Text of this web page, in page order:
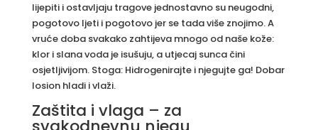
lijepiti i ostavljaju tragove jednostavno su neugodni,
pogotovo ljeti i pogotovo jer se tada više znojimo. A
vruće doba svakako zahtijeva mnogo od naše kože:
klor i slana voda je isušuju, a utjecaj sunca čini
osjetljivijom. Stoga: Hidrogenirajte i njegujte ga! Dobar
losion hladi i vlaži.
Zaštita i vlaga – za